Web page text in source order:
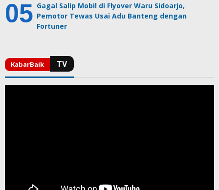
Gagal Salip Mobil di Flyover Waru Sidoarjo,
Pemotor Tewas Usai Adu Banteng dengan
Fortuner